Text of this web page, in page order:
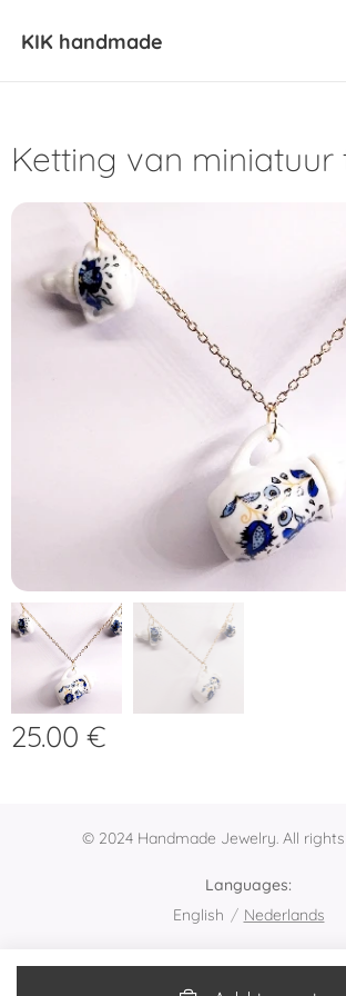
KIK handmade
Ketting van miniatuur
25.00 €
© 2024 Handmade Jewelry. All
Languages
English
Nederlands